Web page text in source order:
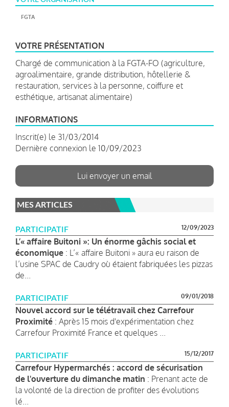
FGTA
VOTRE PRÉSENTATION
Chargé de communication à la FGTA-FO (agriculture,
agroalimentaire, grande distribution, hôtellerie &
restauration, services à la personne, coiffure et
esthétique, artisanat alimentaire)
INFORMATIONS
Inscrit(e) le 31/03/2014
Dernière connexion le 10/09/2023
Lui envoyer un email
MES ARTICLES
PARTICIPATIF 12/09/2023
L’« affaire Buitoni »: Un énorme gâchis social et
économique : L’« affaire Buitoni » aura eu raison de
l’usine SPAC de Caudry où étaient fabriquées les pizzas
de...
PARTICIPATIF 09/01/2018
Nouvel accord sur le télétravail chez Carrefour
Proximité : Après 15 mois d'expérimentation chez
Carrefour Proximité France et quelques ...
PARTICIPATIF 15/12/2017
Carrefour Hypermarchés : accord de sécurisation
de l'ouverture du dimanche matin : Prenant acte de
la volonté de la direction de profiter des évolutions
lé...